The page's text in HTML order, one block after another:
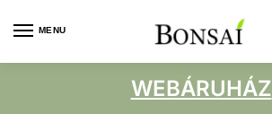
MENU
WEBÁRUHÁZ